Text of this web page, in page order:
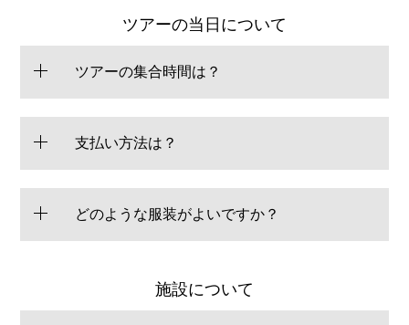
ツアーの当日について
ツアーの集合時間は？
支払い方法は？
どのような服装がよいですか？
施設について